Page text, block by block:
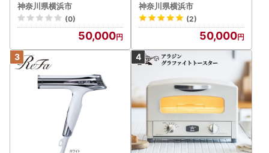
ィジェット） APV0006
神奈川県横浜市
(0)
50,000
（ハンディエア） APV000
7
神奈川県横浜市
(2)
50,000